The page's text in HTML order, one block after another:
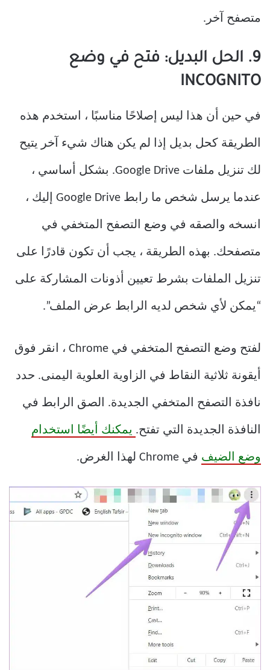
متصفح آخر.
9. الحل البديل: فتح في وضع
INCOGNITO
في حين أن هذا ليس إصلاحًا مناسبًا ، استخدم هذه
الطريقة كحل بديل إذا لم يكن هناك شيء آخر يتيح
لك تنزيل ملفات Google Drive. بشكل أساسي ،
عندما يرسل شخص ما رابط Google Drive إليك ،
انسخه والصقه في وضع التصفح المتخفي في
متصفحك. بهذه الطريقة ، يجب أن تكون قادرًا على
تنزيل الملفات بشرط تعيين أذونات المشاركة على
“يمكن لأي شخص لديه الرابط عرض الملف”.
لفتح وضع التصفح المتخفي في Chrome ، انقر فوق
أيقونة ثلاثية النقاط في الزاوية العلوية اليمنى. حدد
نافذة التصفح المتخفي الجديدة. الصق الرابط في
النافذة الجديدة التي تفتح. يمكنك أيضًا استخدام
وضع الضيف في Chrome لهذا الغرض.